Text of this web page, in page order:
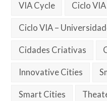
VIA Cycle Ciclo
Ciclo VIA –
Cidades Criativas
Innovative Cities
Smart Cities